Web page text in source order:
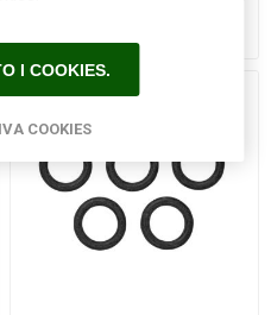
I COOKIES.
COOKIES